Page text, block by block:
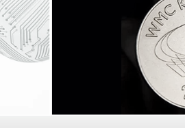
และความสุขอย่างยั่งยืน
มองปัญหาในภาพกว้าง
แก้ไขจากปัญหาจุดเล็กๆ